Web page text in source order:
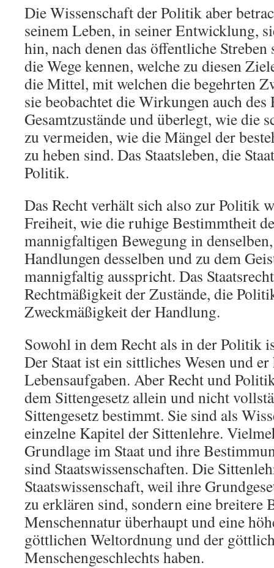
Die Wissenschaft der Politik aber
seinem Leben, in seiner Entwicklung,
hin, nach denen das öffentliche
die Wege kennen, welche zu diesen
die Mittel, mit welchen die begehrten
sie beobachtet die Wirkungen auch des
Gesamtzustände und überlegt, wie die
zu vermeiden, wie die Mängel der
zu heben sind. Das Staatsleben, die
Politik.
Das Recht verhält sich also zur Politik
Freiheit, wie die ruhige Bestimmtheit
mannigfaltigen Bewegung in
Handlungen desselben und zu dem
mannigfaltig ausspricht. Das
Rechtmäßigkeit der Zustände, die
Zweckmäßigkeit der Handlung.
Sowohl in dem Recht als in der Politik
Der Staat ist ein sittliches Wesen und
Lebensaufgaben. Aber Recht und
dem Sittengesetz allein und nicht
Sittengesetz bestimmt. Sie sind als
einzelne Kapitel der Sittenlehre.
Grundlage im Staat und ihre
sind Staatswissenschaften. Die
Staatswissenschaft, weil ihre
zu erklären sind, sondern eine breitere
Menschennatur überhaupt und eine
göttlichen Weltordnung und der
Menschengeschlechts haben.